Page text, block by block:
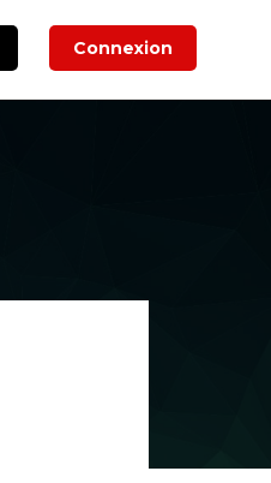
Connexion